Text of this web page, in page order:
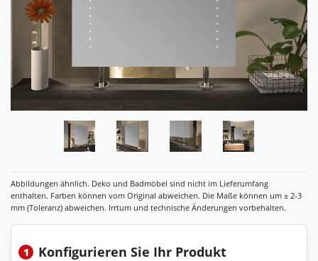
1 Konfigurieren Sie Ihr Produkt